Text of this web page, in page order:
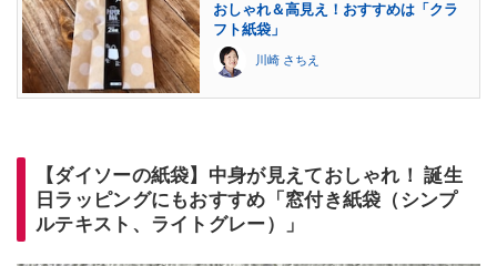
おしゃれ＆高見え！おすすめは「クラ
フト紙袋」
川崎 さちえ
【ダイソーの紙袋】中身が見えておしゃれ！ 誕生
日ラッピングにもおすすめ「窓付き紙袋（シンプ
ルテキスト、ライトグレー）」